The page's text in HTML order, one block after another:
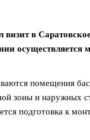
в
осуществляется
помещения
зоны и наружных
подготовка к